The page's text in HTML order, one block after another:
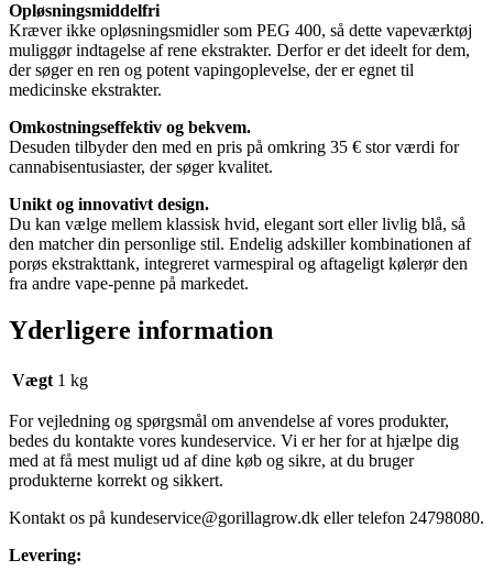
Opløsningsmiddelfri
Kræver ikke opløsningsmidler som PEG 400, så dette vapeværktøj
muliggør indtagelse af rene ekstrakter. Derfor er det ideelt for dem,
der søger en ren og potent vapingoplevelse, der er egnet til
medicinske ekstrakter.
Omkostningseffektiv og bekvem.
Desuden tilbyder den med en pris på omkring 35 € stor værdi for
cannabisentusiaster, der søger kvalitet.
Unikt og innovativt design.
Du kan vælge mellem klassisk hvid, elegant sort eller livlig blå, så
den matcher din personlige stil. Endelig adskiller kombinationen af ​​
porøs ekstrakttank, integreret varmespiral og aftageligt kølerør den
fra andre vape-penne på markedet.
Yderligere information
Vægt 1 kg
For vejledning og spørgsmål om anvendelse af vores produkter,
bedes du kontakte vores kundeservice. Vi er her for at hjælpe dig
med at få mest muligt ud af dine køb og sikre, at du bruger
produkterne korrekt og sikkert.
Kontakt os på kundeservice@gorillagrow.dk eller telefon 24798080.
Levering: